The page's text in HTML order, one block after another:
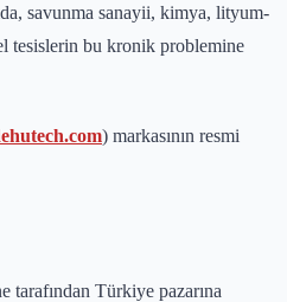
savunma sanayii, kimya, lityum-
tesislerin bu kronik problemine
) markasının resmi
tarafından Türkiye pazarına